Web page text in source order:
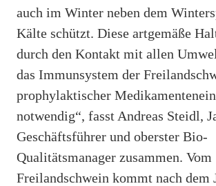
auch im Winter neben dem
Kälte schützt. Diese artgemäße
durch den Kontakt mit allen
das Immunsystem der
prophylaktischer
notwendig“, fasst Andreas Steidl,
Geschäftsführer und oberster Bio-
Qualitätsmanager zusammen. Vom
Freilandschwein kommt nach dem